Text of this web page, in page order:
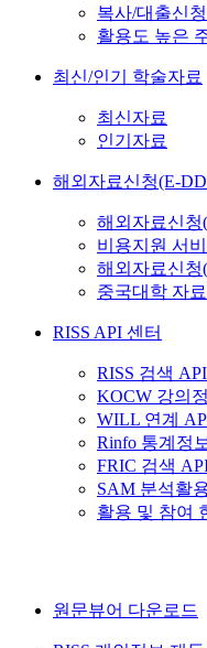
복사/대출신
활용도 높은
최신/인기 학술자료
최신자료
인기자료
해외자료신청(E-
해외자료신청
비용지원 서
해외자료신청
중국대학 자
RISS API 센터
RISS 검색 API
KOCW 강의
WILL 연계
Rinfo 통계정
FRIC 검색
SAM 분석활
활용 및 참여
원문뷰어 다운로드